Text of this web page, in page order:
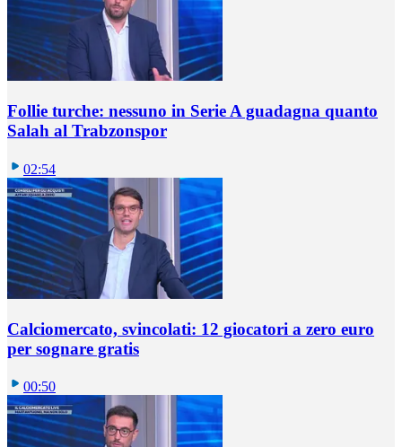
Follie turche: nessuno in Serie A guadagna quanto
Salah al Trabzonspor
02:54
Calciomercato, svincolati: 12 giocatori a zero euro
per sognare gratis
00:50